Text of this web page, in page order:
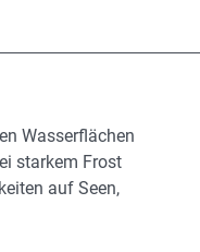
Wasserflächen
starkem Frost
auf Seen,